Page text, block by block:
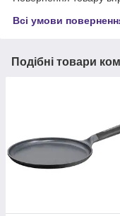
Всі умови
Подібні товари